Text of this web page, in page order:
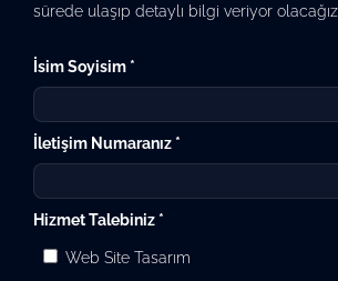
sürede ulaşıp detaylı bilgi veriyor
İsim Soyisim *
İletişim Numaranız *
Hizmet Talebiniz *
Web Site Tasarım